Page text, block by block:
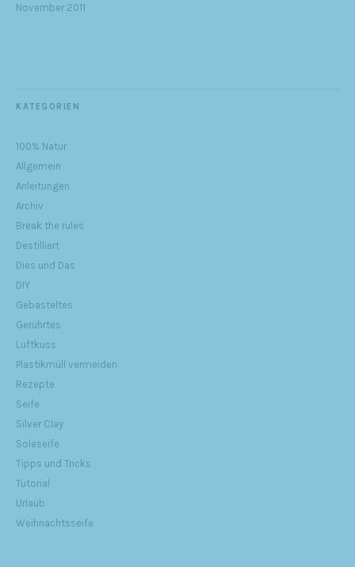
November 2011
KATEGORIEN
100% Natur
Allgemein
Anleitungen
Archiv
Break the rules
Destilliert
Dies und Das
DIY
Gebasteltes
Gerührtes
Luftkuss
Plastikmüll vermeiden
Rezepte
Seife
Silver Clay
Soleseife
Tipps und Tricks
Tutorial
Urlaub
Weihnachtsseife